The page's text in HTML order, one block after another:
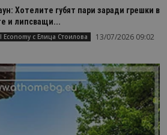
Хотелите губят пари заради грешки в
и липсващи...
Economy с Елица Стоилова 13/07/2026 09:02